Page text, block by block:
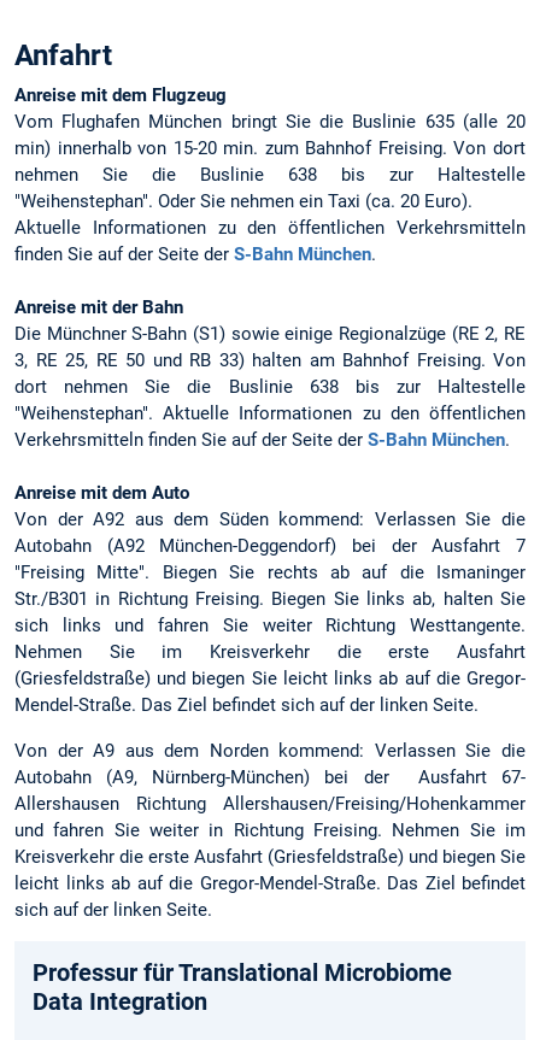
Anfahrt
Anreise mit dem Flugzeug
Vom Flughafen München bringt Sie die Buslinie 635 (alle 20
min) innerhalb von 15-20 min. zum Bahnhof Freising. Von dort
nehmen Sie die Buslinie 638 bis zur Haltestelle
"Weihenstephan". Oder Sie nehmen ein Taxi (ca. 20 Euro).
Aktuelle Informationen zu den öffentlichen Verkehrsmitteln
finden Sie auf der Seite der S-Bahn München.
Anreise mit der Bahn
Die Münchner S-Bahn (S1) sowie einige Regionalzüge (RE 2, RE
3, RE 25, RE 50 und RB 33) halten am Bahnhof Freising. Von
dort nehmen Sie die Buslinie 638 bis zur Haltestelle
"Weihenstephan". Aktuelle Informationen zu den öffentlichen
Verkehrsmitteln finden Sie auf der Seite der S-Bahn München.
Anreise mit dem Auto
Von der A92 aus dem Süden kommend: Verlassen Sie die
Autobahn (A92 München-Deggendorf) bei der Ausfahrt 7
"Freising Mitte". Biegen Sie rechts ab auf die Ismaninger
Str./B301 in Richtung Freising. Biegen Sie links ab, halten Sie
sich links und fahren Sie weiter Richtung Westtangente.
Nehmen Sie im Kreisverkehr die erste Ausfahrt
(Griesfeldstraße) und biegen Sie leicht links ab auf die Gregor-
Mendel-Straße. Das Ziel befindet sich auf der linken Seite.
Von der A9 aus dem Norden kommend: Verlassen Sie die
Autobahn (A9, Nürnberg-München) bei der Ausfahrt 67-
Allershausen Richtung Allershausen/Freising/Hohenkammer
und fahren Sie weiter in Richtung Freising. Nehmen Sie im
Kreisverkehr die erste Ausfahrt (Griesfeldstraße) und biegen Sie
leicht links ab auf die Gregor-Mendel-Straße. Das Ziel befindet
sich auf der linken Seite.
Professur für Translational Microbiome
Data Integration